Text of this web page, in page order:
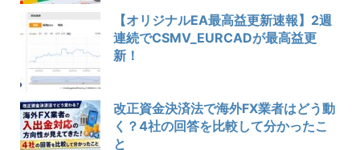
【オリジナルEA最高益更新速報】2週
連続でCSMV_EURCADが最高益更
新！
改正資金決済法で海外FX業者はどう動
く？4社の回答を比較して分かったこ
と